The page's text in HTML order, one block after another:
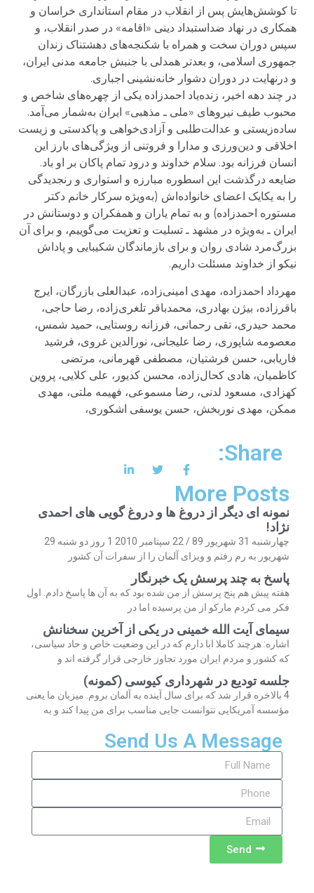
تا کوشش‌هایش پس از انقلاب در مقام استانداری خراسان و
همکاری در نهاد ضداستبداد دینی «اقامه» در صدر انقلاب، و
سپس دوران سخت و همراه با شکنجه‌های دهشتناک زندان
جمهوری اسلامی، و بعدتر همدلی با جنبش جامعه مدنی ایران،
و درنهایت در دوران دشوار خانه‌نشینی اجباری.
در چند دهه اخیر، زنده‌یاد احمد‌زاده یکی از چهره‌های شاخص و
محبوب طیف نیروهای «ملی ـ مذهبی» ایران به‌شمار می‌آمد.
ساده‌زیستی و عدالت‌طلبی و آزادی‌خواهی و پاکدستی و زیست
اخلاقی و دین‌ورزی و مدارا و فروتنی از ویژگی‌های بارز این
انسان فرزانه بود. سلام خداوند و درود تمام پاکان بر او باد.
ضایعه درگذشت این اسطوره مبارزه و استواری و رنجدیدگی
را به یکایک اعضای خانواده‌اش (به‌ویژه سرکار خانم دکتر
مستوره احمدزاده) و به تمام یاران و همفکران و دوستانش در
ایران ـ به‌ویژه در مشهد ـ تسلیت و تعزیت می‌گوییم، و برای آن
بزرگ‌مرد شادی روان و برای بازماندگان شکیبایی و پاداش
نیکو از خداوند مسئلت داریم.
مهرداد احمدزاده، مهدی امینی‌زاده، عبدالعلی بازرگان، ایرج
باقرزاده، بیژن بهادری، محمدباقر تلغری‌زاده، رضا حاجی،
محمد حیدری، تقی رحمانی، فرزانه روستایی، حمید شمس،
معصومه شاپوری، رضا علیجانی، نورالدین غروی، فرشید
فاریابی، حسن فرشتیان، مصطفی قهرمانی، مرتضی
کاظمیان، هادی کحال‌زاده، محسن کدیور، علی کلایی، پروین
کهزادی، مسعود لدنی، رضا مسموعی، فهیمه ملتی، مهدی
ممکن، مهدی نوربخش، حسن یوسفی اشکوری،
Share:
More Posts
نمونه ای دیگر از دروغ ها و دروغ گویی های احمدی
نژاد!
چهارشنبه 31 شهریور 89 / 22 سپتامبر 2010 1 روز دو شنبه 29
شهریور به رم رفتم و ویزای آلمان را از سفرات آن کشور
پاسخ به چند پرسش یک خبرنگار
هفته پیش هم پنج پرسش از من شده بود که به آن ها پاسخ دادم. اول
فکر می کردم مارکو از من پرسیده اما در
سیمای آیت الله خمینی در یکی از آخرین سخنانش
اشاره: هرچند کاملا ابا دارم که در این وضعیت خاص و حاد سیاسی،
که کشور و مردم ایران مورد تجاوز خارجی قرار گرفته اند و
جلسه تودیع در شهرداری کیوسی (کمونه)
4 بالاخره قرار شد که برای سال آینده به آلمان بروم. میزبان ما یعنی
مؤسسه آمریکایی نتوانست جایی مناسب برای من پیدا کند و به
Send Us A Message
Send